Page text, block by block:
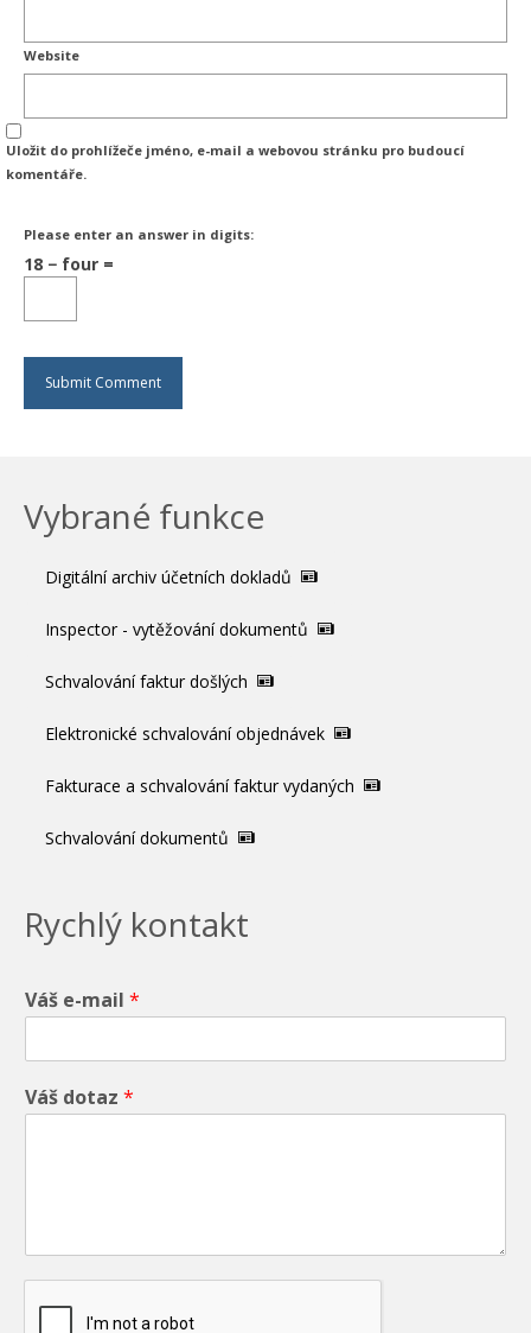
Website
Uložit do prohlížeče jméno, e-mail a webovou stránku pro budoucí
komentáře.
Please enter an answer in digits:
18 − four =
Vybrané funkce
Digitální archiv účetních dokladů
Inspector - vytěžování dokumentů
Schvalování faktur došlých
Elektronické schvalování objednávek
Fakturace a schvalování faktur vydaných
Schvalování dokumentů
Rychlý kontakt
Váš e-mail *
Váš dotaz *